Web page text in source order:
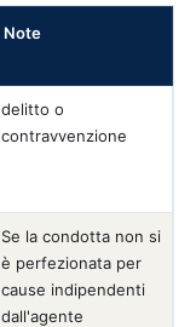
Note
delitto o
contravvenzione
Se la condotta non si
è perfezionata per
cause indipendenti
dall'agente